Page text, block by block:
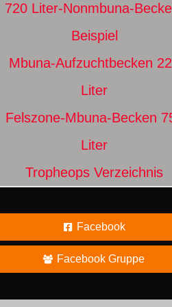
720 Liter-Nonmbuna-
Beispiel
Mbuna-Aufzuchtbecken
Liter
Felszone-Mbuna-Becken
Liter
Tropheops Verzeichnis
Facebook
Facebook Gruppe